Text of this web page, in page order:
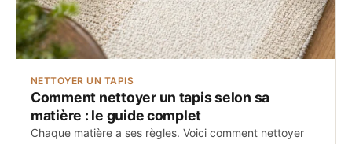
NETTOYER UN TAPIS
Comment nettoyer un tapis selon sa
matière : le guide complet
Chaque matière a ses règles. Voici comment nettoyer